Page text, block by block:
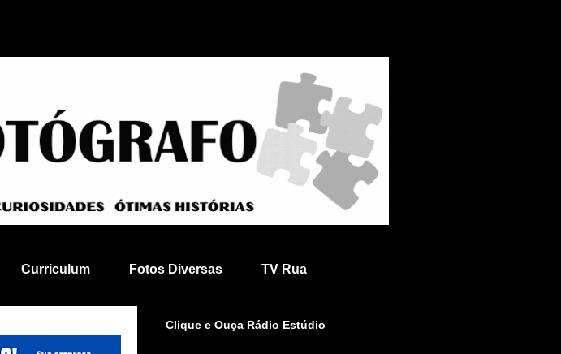
Curriculum Fotos Diversas TV Rua
Clique e Ouça Rádio Estúdio